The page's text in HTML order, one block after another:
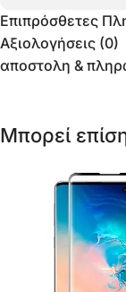
Επιπρόσθετες
Αξιολογήσεις (0)
αποστολη &
Μπορεί